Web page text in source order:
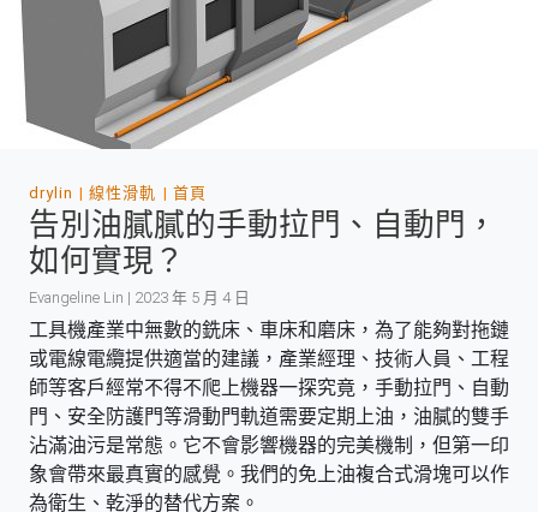
drylin 線性滑軌 首頁
告別油膩膩的手動拉門、自動門，
如何實現？
Evangeline Lin | 2023 年 5 月 4 日
工具機產業中無數的銑床、車床和磨床，為了能夠對拖鏈
或電線電纜提供適當的建議，產業經理、技術人員、工程
師等客戶經常不得不爬上機器一探究竟，手動拉門、自動
門、安全防護門等滑動門軌道需要定期上油，油膩的雙手
沾滿油污是常態。它不會影響機器的完美機制，但第一印
象會帶來最真實的感覺。我們的免上油複合式滑塊可以作
為衛生、乾淨的替代方案。